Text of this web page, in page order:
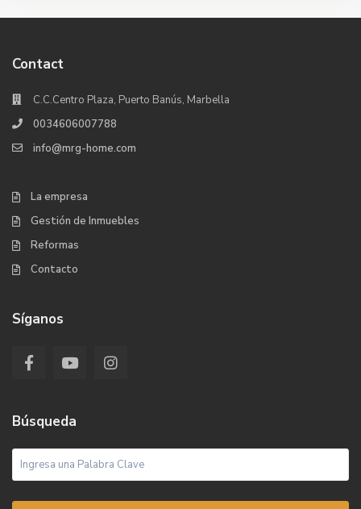
Contact
C.C.Centro Plaza, Puerto Banús, Marbella
0034606007788
info@mrg-home.com
La empresa
Gestión de Inmuebles
Reformas
Contacto
Síganos
Búsqueda